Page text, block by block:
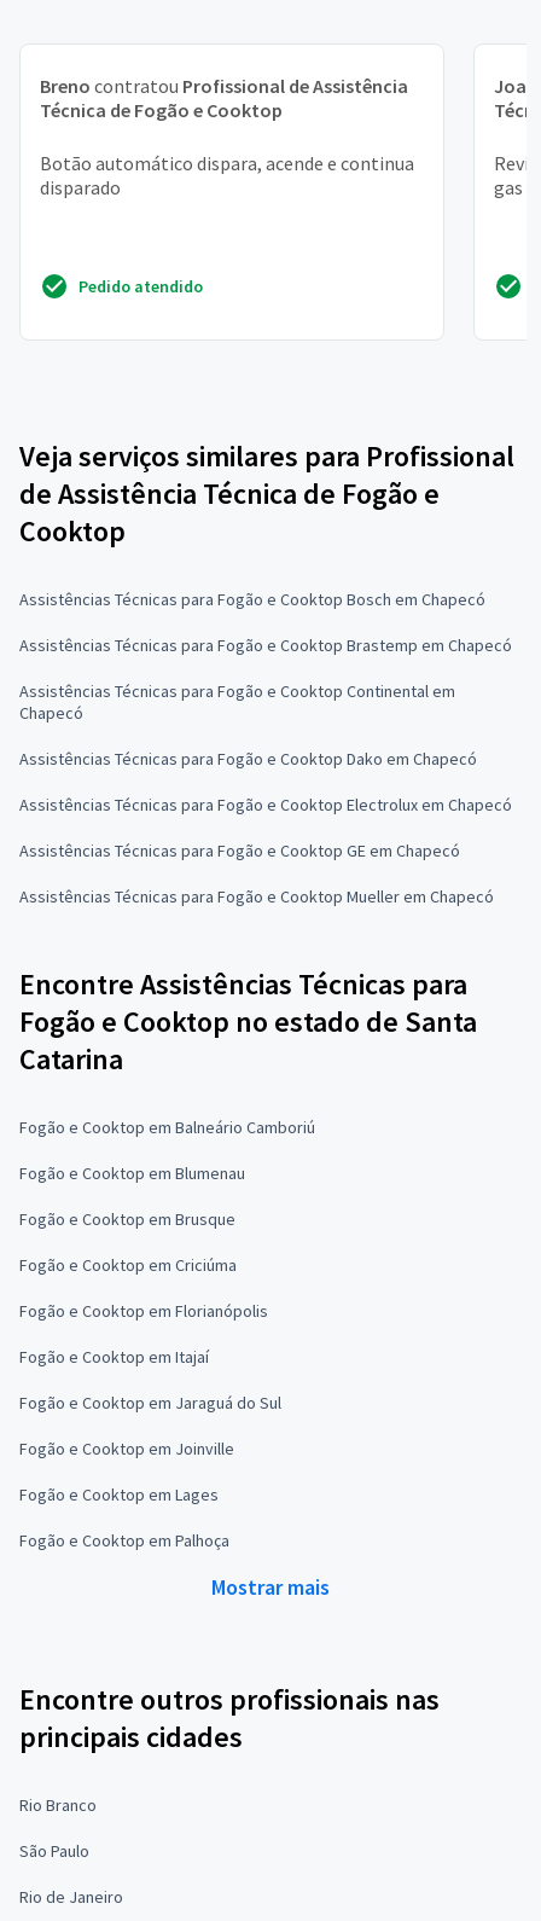
Breno contratou Profissional de Assistência
Técnica de Fogão e Cooktop
Botão automático dispara, acende e continua
disparado
Pedido atendido
gas
Veja serviços similares para Profissional
de Assistência Técnica de Fogão e
Cooktop
Assistências Técnicas para Fogão e Cooktop Bosch em Chapecó
Assistências Técnicas para Fogão e Cooktop Brastemp em Chapecó
Assistências Técnicas para Fogão e Cooktop Continental em
Chapecó
Assistências Técnicas para Fogão e Cooktop Dako em Chapecó
Assistências Técnicas para Fogão e Cooktop Electrolux em Chapecó
Assistências Técnicas para Fogão e Cooktop GE em Chapecó
Assistências Técnicas para Fogão e Cooktop Mueller em Chapecó
Encontre Assistências Técnicas para
Fogão e Cooktop no estado de Santa
Catarina
Fogão e Cooktop em Balneário Camboriú
Fogão e Cooktop em Blumenau
Fogão e Cooktop em Brusque
Fogão e Cooktop em Criciúma
Fogão e Cooktop em Florianópolis
Fogão e Cooktop em Itajaí
Fogão e Cooktop em Jaraguá do Sul
Fogão e Cooktop em Joinville
Fogão e Cooktop em Lages
Fogão e Cooktop em Palhoça
Mostrar mais
Encontre outros profissionais nas
principais cidades
Rio Branco
São Paulo
Rio de Janeiro